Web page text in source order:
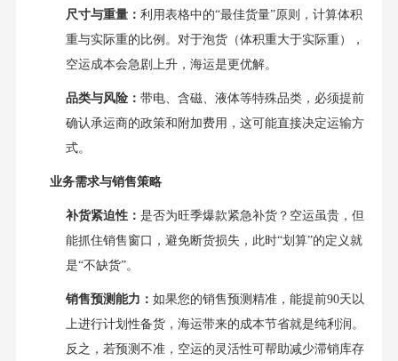
尺寸与重量： 利用表格中的“最佳货量”原则，计算体积
重与实际重的比例。对于泡货（体积重大于实际重），
空运成本会急剧上升，海运是更优解。
品类与风险： 带电、含磁、液体等特殊品类，必须提前
确认承运商的政策和附加费用，这可能直接决定运输方
式。
业务需求与销售策略
补货紧迫性： 是否为旺季爆款紧急补货？空运虽贵，但
能抓住销售窗口，避免断货损失，此时“划算”的定义就
是“不缺货”。
销售预测能力： 如果您的销售预测精准，能提前90天以
上进行计划性备货，海运带来的成本节省就是纯利润。
反之，若预测不准，空运的灵活性可帮助减少滞销库存